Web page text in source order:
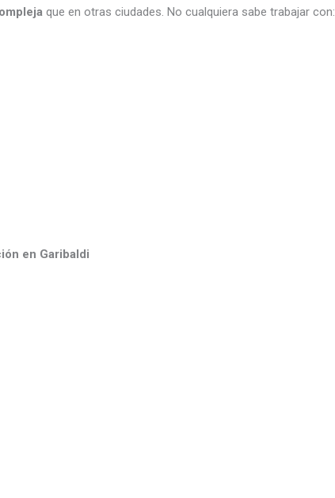
que en otras ciudades. No cualquiera sabe trabajar con:
en Garibaldi